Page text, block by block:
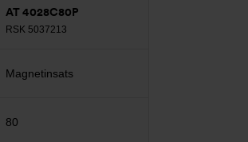
AT 4028C80P
RSK 5037213
Magnetinsats
80